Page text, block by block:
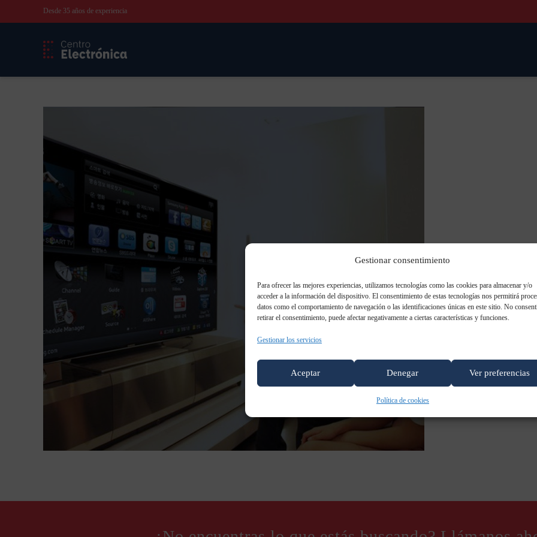
Gestionar consentimiento
Para ofrecer las mejores experiencias, utilizamos tecnologías como las cookies para almacenar y/o
acceder a la información del dispositivo. El consentimiento de estas tecnologías nos permitirá
datos como el comportamiento de navegación o las identificaciones únicas en este sitio. No
retirar el consentimiento, puede afectar negativamente a ciertas características y funciones.
Gestionar los servicios
Aceptar Denegar Ver preferencias
Política de cookies
Desde 35 años de experiencia